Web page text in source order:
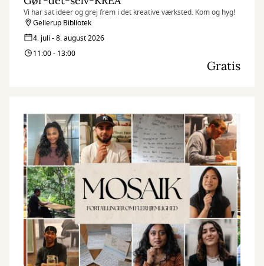
Vi har sat ideer og grej frem i det kreative værksted. Kom og hyg!
Gellerup Bibliotek
4. juli - 8. august 2026
11:00 - 13:00
Gratis